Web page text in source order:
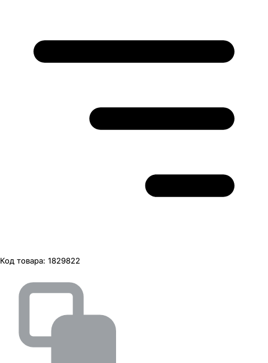
Код товара: 1829822